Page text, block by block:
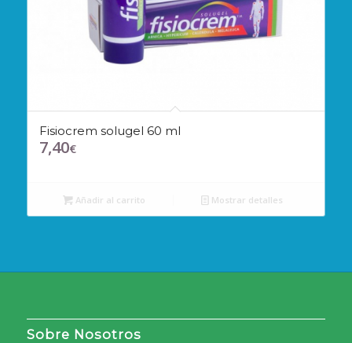
Fisiocrem solugel 60 ml
7,40€
Añadir al carrito Mostrar detalles
Sobre Nosotros